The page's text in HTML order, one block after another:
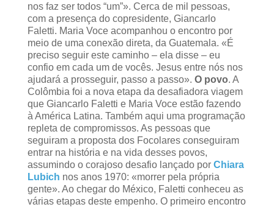
nos faz ser todos “um”». Cerca de mil pessoas,
com a presença do copresidente, Giancarlo
Faletti. Maria Voce acompanhou o encontro por
meio de uma conexão direta, da Guatemala. «É
preciso seguir este caminho – ela disse – eu
confio em cada um de vocês. Jesus entre nós nos
ajudará a prosseguir, passo a passo». O povo. A
Colômbia foi a nova etapa da desafiadora viagem
que Giancarlo Faletti e Maria Voce estão fazendo
à América Latina. Também aqui uma programação
repleta de compromissos. As pessoas que
seguiram a proposta dos Focolares conseguiram
entrar na história e na vida desses povos,
assumindo o corajoso desafio lançado por Chiara
Lubich nos anos 1970: «morrer pela própria
gente». Ao chegar do México, Faletti conheceu as
várias etapas deste empenho. O primeiro encontro